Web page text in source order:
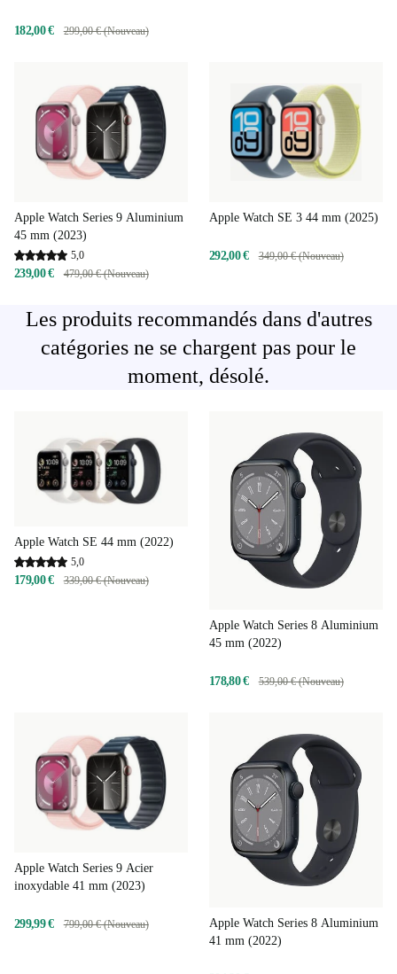
182,00 € 299,00 € (Nouveau)
Apple Watch Series 9 Aluminium
45 mm (2023)
5,0
239,00 € 479,00 € (Nouveau)
Apple Watch SE 3 44 mm (2025)
292,00 € 349,00 € (Nouveau)
Les produits recommandés dans d'autres
catégories ne se chargent pas pour le
moment, désolé.
Apple Watch SE 44 mm (2022)
5,0
179,00 € 339,00 € (Nouveau)
Apple Watch Series 8 Aluminium
45 mm (2022)
178,80 € 539,00 € (Nouveau)
Apple Watch Series 9 Acier
inoxydable 41 mm (2023)
299,99 € 799,00 € (Nouveau)
Apple Watch Series 8 Aluminium
41 mm (2022)